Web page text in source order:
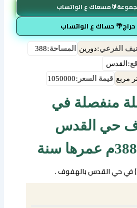
ع الواتساب
حراج🌴 حساك ع الواتساب
الفرعي:دورين المساحة:388
القدس
قيمة السعر:1050000
منفصلة في
حي القدس
) في حي القدس بالهفوف .